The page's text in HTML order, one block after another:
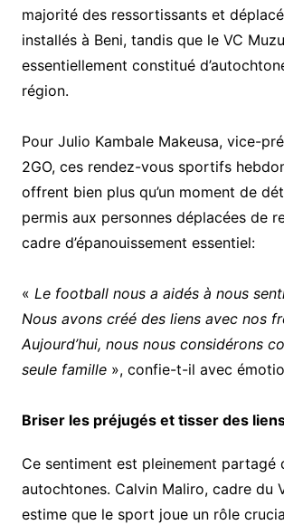
majorité des ressortissants et
installés à Beni, tandis que le VC
essentiellement constitué
région.
Pour Julio Kambale Makeusa, vice-
2GO, ces rendez-vous sportifs
offrent bien plus qu’un moment de
permis aux personnes déplacées de
cadre d’épanouissement essentiel:
« Le football nous a aidés à nous
Nous avons créé des liens avec nos
Aujourd’hui, nous nous considérons
seule famille», confie-t-il avec
Briser les préjugés et tisser des
​Ce sentiment est pleinement partagé
autochtones. Calvin Maliro, cadre du
estime que le sport joue un rôle